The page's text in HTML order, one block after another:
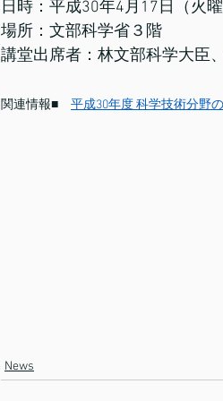
日時：平成30年4月17日（火曜
場所：文部科学省３階
講堂出席者：林文部科学大臣
関連情報■ 平成30年度 科学技術分野
News